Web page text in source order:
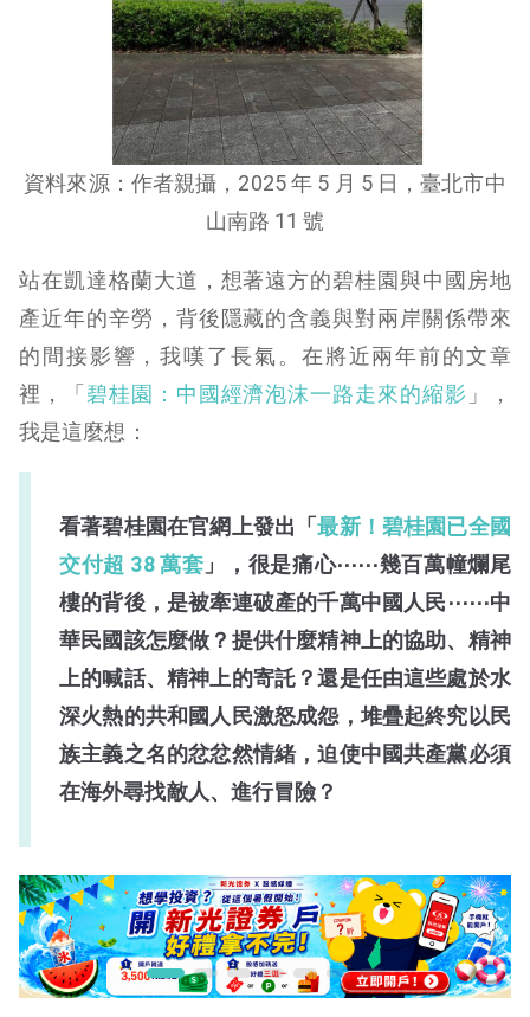
資料來源：作者親攝，2025 年 5 月 5 日，臺北市中
山南路 11 號
站在凱達格蘭大道，想著遠方的碧桂園與中國房地
產近年的辛勞，背後隱藏的含義與對兩岸關係帶來
的間接影響，我嘆了長氣。在將近兩年前的文章
裡，「 碧桂園：中國經濟泡沫一路走來的縮影 」，
我是這麼想：
看著碧桂園在官網上發出「最新！碧桂園已全國
交付超 38 萬套 」，很是痛心⋯⋯幾百萬幢爛尾
樓的背後，是被牽連破產的千萬中國人民⋯⋯中
華民國該怎麼做？提供什麼精神上的協助、精神
上的喊話、精神上的寄託？還是任由這些處於水
深火熱的共和國人民激怒成怨，堆疊起終究以民
族主義之名的忿忿然情緒，迫使中國共產黨必須
在海外尋找敵人、進行冒險？